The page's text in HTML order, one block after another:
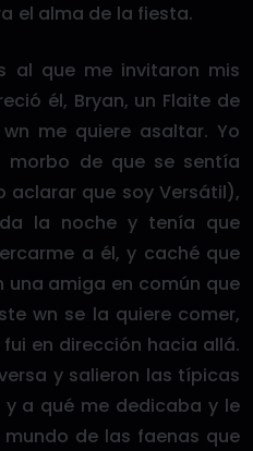
el alma de la fiesta.
al que me invitaron mis
él, Bryan, un Flaite de
me quiere asaltar. Yo
morbo de que se sentía
aclarar que soy Versátil),
la noche y tenía que
a él, y caché que
amiga en común que
wn se la quiere comer,
en dirección hacia allá.
y salieron las típicas
a qué me dedicaba y le
de las faenas que